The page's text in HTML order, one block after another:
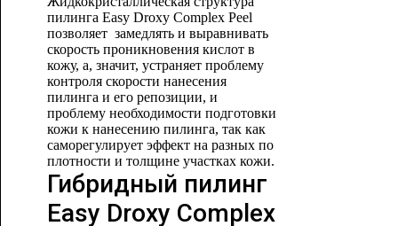
пилинга Easy Droxy Complex Peel
позволяет замедлять и выравнивать
скорость проникновения кислот в
кожу, а, значит, устраняет проблему
контроля скорости нанесения
пилинга и его репозиции, и
проблему необходимости подготовки
кожи к нанесению пилинга, так как
саморегулирует эффект на разных по
плотности и толщине участках кожи.
Гибридный пилинг
Easy Droxy Complex